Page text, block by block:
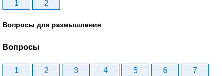
1 2
Вопросы для размышления
Вопросы
1 2 3 4 5 6
7